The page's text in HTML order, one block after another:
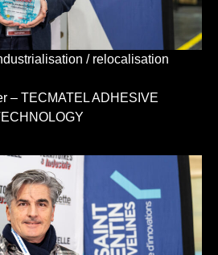
/ relocalisation
– TECMATEL ADHESIVE